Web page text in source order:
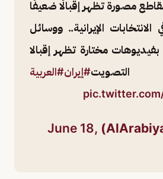
مصورة تظهر إقبالًا ضعيفًا
الإيرانية.. ووسائل
بفيديوهات مختارة تظهر إقبالا
#إيران#العربية
June 18,